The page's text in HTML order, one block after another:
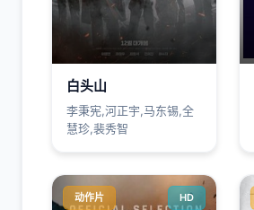
白头山
李秉宪,河正宇,马东锡,全
慧珍,裴秀智
动作片 HD